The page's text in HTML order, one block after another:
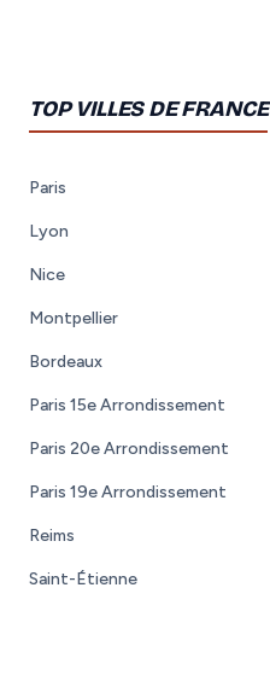
TOP VILLES DE FRANCE
Paris
Lyon
Nice
Montpellier
Bordeaux
Paris 15e Arrondissement
Paris 20e Arrondissement
Paris 19e Arrondissement
Reims
Saint-Étienne